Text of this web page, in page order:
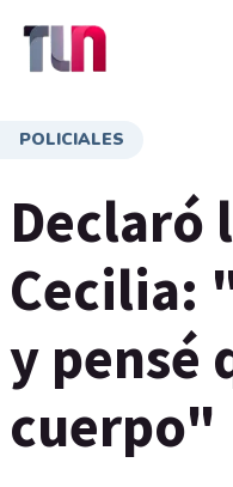
POLICIALES
Declaró
Cecilia:
y pensé
cuerpo"